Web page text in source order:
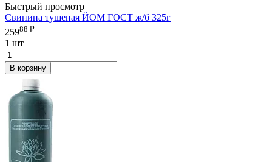
Быстрый просмотр
Свинина тушеная ЙОМ ГОСТ ж/б 325г
25988 ₽
1 шт
В корзину